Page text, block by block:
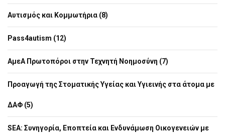
Αυτισμός και Κομμωτήρια (8)
Pass4autism (12)
ΑμεΑ Πρωτοπόροι στην Τεχνητή Νοημοσύνη (7)
Προαγωγή της Στοματικής Υγείας και Υγιεινής στα άτομα με
ΔΑΦ (5)
SEA: Συνηγορία, Εποπτεία και Ενδυνάμωση Οικογενειών με